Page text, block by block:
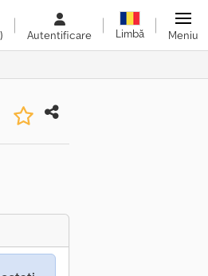
Autentificare Limbă Meniu